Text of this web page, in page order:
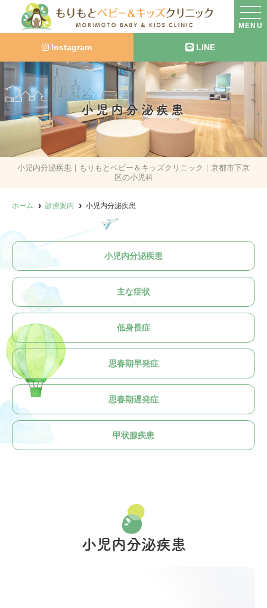
MENU
Instagram LINE
小児内分泌疾患
小児内分泌疾患｜もりもとベビー＆キッズクリニック｜京都市下京
区の小児科
ホーム 診療案内 小児内分泌疾患
小児内分泌疾患
主な症状
低身長症
思春期早発症
思春期遅発症
甲状腺疾患
小児内分泌疾患